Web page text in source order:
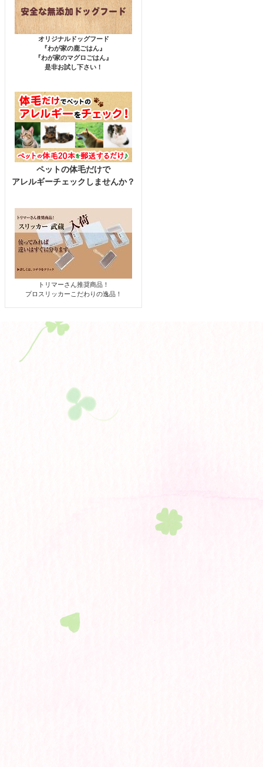
オリジナルドッグフード
『わが家の鹿ごはん』
『わが家のマグロごはん』
是非お試し下さい！
ペットの体毛だけで
アレルギーチェックしませんか？
トリマーさん推奨商品！
プロスリッカーこだわりの逸品！